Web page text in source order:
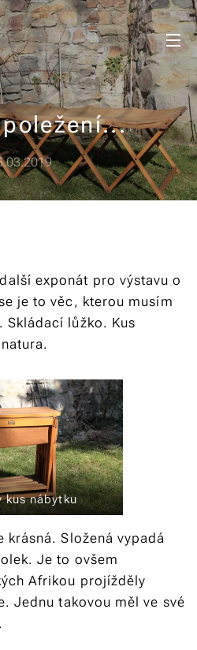
poležení...
exponát pro výstavu o
je to věc, kterou musím
lůžko. Kus
kus nábytku
Složená vypadá
Je to ovšem
Afrikou projížděly
Jednu takovou měl ve své